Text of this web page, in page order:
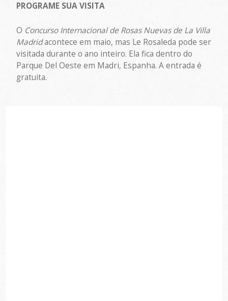
PROGRAME SUA VISITA
O Concurso Internacional de Rosas Nuevas de La Villa
Madridacontece em maio, mas Le Rosaleda pode ser
visitada durante o ano inteiro. Ela fica dentro do
Parque Del Oeste em Madri, Espanha. A entrada é
gratuita.